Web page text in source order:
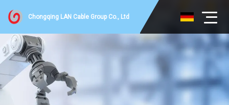
Chongqing LAN Cable Group Co., Ltd